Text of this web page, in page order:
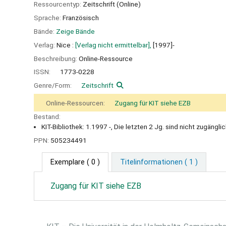
Ressourcentyp: Zeitschrift (Online)
Sprache: Französisch
Bände: Zeige Bände
Verlag: Nice : [Verlag nicht ermittelbar],
[1997]-
Beschreibung: Online-Ressource
ISSN:
1773-0228
Genre/Form:
Zeitschrift
Online-Ressourcen:
Zugang für KIT siehe EZB
Bestand:
KIT-Bibliothek: 1.1997 -, Die letzten 2 Jg. sind nicht
PPN: 505234491
Exemplare ( 0 ) Titelinformationen ( 1 )
Zugang für KIT siehe EZB